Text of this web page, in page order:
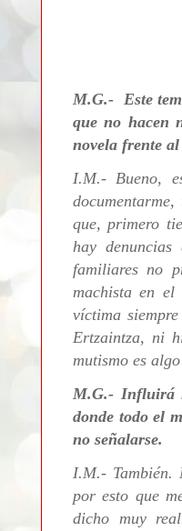
M.G.- Este
que no hacen
novela frente
I.M.- Bueno,
que, primero
hay
familiares no
machista en
víctima
Ertzaintza, ni
mutismo es
M.G.- Influirá
donde todo el
no señalarse.
I.M.- También.
por esto que
dicho muy